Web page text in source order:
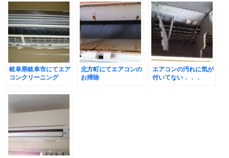
岐阜県岐阜市にてエア
コンクリーニング
北方町にてエアコンの
お掃除
エアコンの汚れに気が
付いてない．．．